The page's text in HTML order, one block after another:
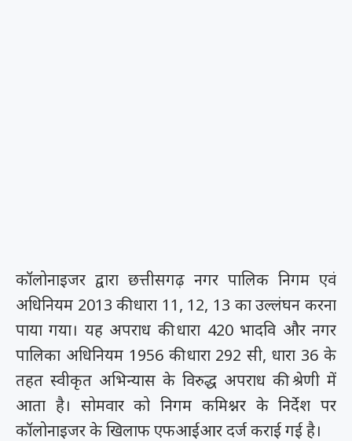
कॉलोनाइजर द्वारा छत्तीसगढ़ नगर पालिक निगम एवं
अधिनियम 2013 की धारा 11, 12, 13 का उल्लंघन करना
पाया गया। यह अपराध की धारा 420 भादवि और नगर
पालिका अधिनियम 1956 की धारा 292 सी, धारा 36 के
तहत स्वीकृत अभिन्यास के विरुद्ध अपराध की श्रेणी में
आता है। सोमवार को निगम कमिश्नर के निर्देश पर
कॉलोनाइजर के खिलाफ एफआईआर दर्ज कराई गई है।